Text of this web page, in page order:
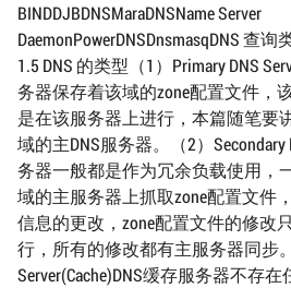
BINDDJBDNSMaraDNSName Server
DaemonPowerDNSDnsmasqDNS 查
1.5 DNS 的类型（1）Primary DNS
务器保存着该域的zone配置文件，
是在该服务器上进行，本篇随笔要
域的主DNS服务器。（2）Secondary
务器一般都是作为冗余负载使用，
域的主服务器上抓取zone配置文件
信息的更改，zone配置文件的修改
行，所有的修改都有主服务器同步
Server(Cache)DNS缓存服务器不存